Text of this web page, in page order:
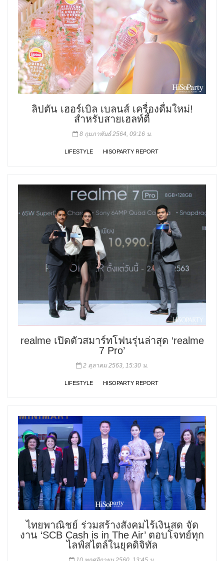
ลิปตัน เฮอร์เบิล เบลนส์ เครื่องดื่มใหม่!
สำหรับสายเฮลท์ตี้
8 กุมภาพันธ์ 2564, 09:16 น.
LIFESTYLE HISOPARTY REPORT
realme เปิดตัวสมาร์ทโฟนรุ่นล่าสุด ‘realme
7 Pro’
2 ตุลาคม 2563, 15:30 น.
LIFESTYLE HISOPARTY REPORT
ไทยพาณิชย์ ร่วมสร้างสังคมไร้เงินสด จัด
งาน ‘SCB Cash is in The Air’ ตอบโจทย์ทุก
ไลฟ์สไตล์ในยุคดิจิทัล